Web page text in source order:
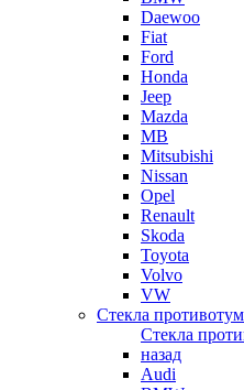
Daewoo
Fiat
Ford
Honda
Jeep
Mazda
MB
Mitsubishi
Nissan
Opel
Renault
Skoda
Toyota
Volvo
VW
Стекла
Стекла
назад
Audi